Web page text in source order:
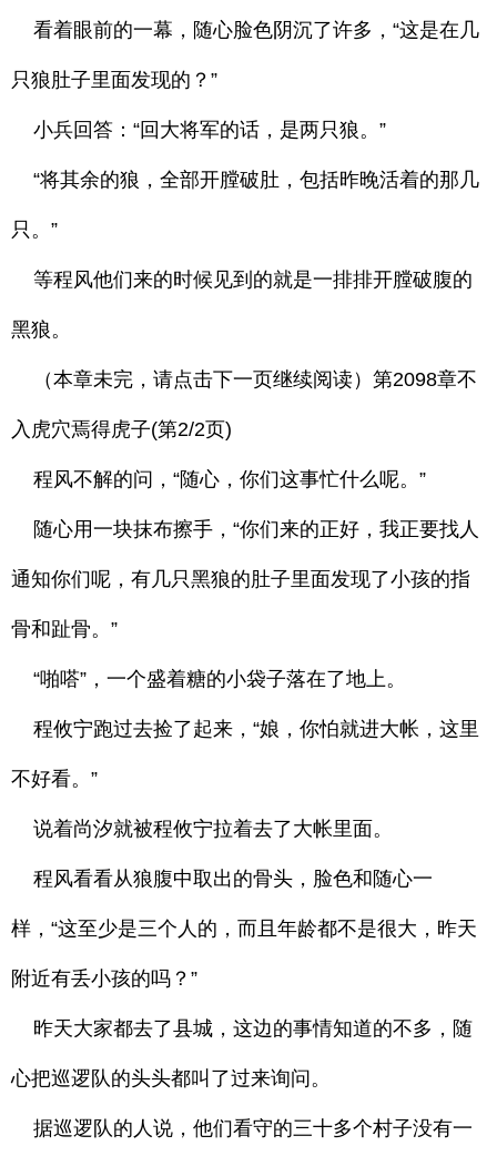
看着眼前的一幕，随心脸色阴沉了许多，“这是在几
只狼肚子里面发现的？”
小兵回答：“回大将军的话，是两只狼。”
“将其余的狼，全部开膛破肚，包括昨晚活着的那几
只。”
等程风他们来的时候见到的就是一排排开膛破腹的
黑狼。
（本章未完，请点击下一页继续阅读）第2098章不
入虎穴焉得虎子(第2/2页)
程风不解的问，“随心，你们这事忙什么呢。”
随心用一块抹布擦手，“你们来的正好，我正要找人
通知你们呢，有几只黑狼的肚子里面发现了小孩的指
骨和趾骨。”
“啪嗒”，一个盛着糖的小袋子落在了地上。
程攸宁跑过去捡了起来，“娘，你怕就进大帐，这里
不好看。”
说着尚汐就被程攸宁拉着去了大帐里面。
程风看看从狼腹中取出的骨头，脸色和随心一
样，“这至少是三个人的，而且年龄都不是很大，昨天
附近有丢小孩的吗？”
昨天大家都去了县城，这边的事情知道的不多，随
心把巡逻队的头头都叫了过来询问。
据巡逻队的人说，他们看守的三十多个村子没有一